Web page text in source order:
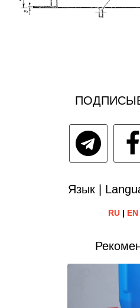
Язык |
RU| EN